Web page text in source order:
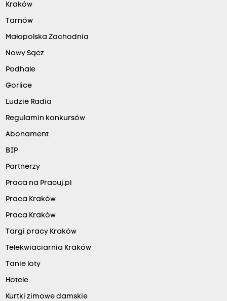
Kraków
Tarnów
Małopolska Zachodnia
Nowy Sącz
Podhale
Gorlice
Ludzie Radia
Regulamin konkursów
Abonament
BIP
Partnerzy
Praca na Pracuj.pl
Praca Kraków
Praca Kraków
Targi pracy Kraków
Telekwiaciarnia Kraków
Tanie loty
Hotele
Kurtki zimowe damskie